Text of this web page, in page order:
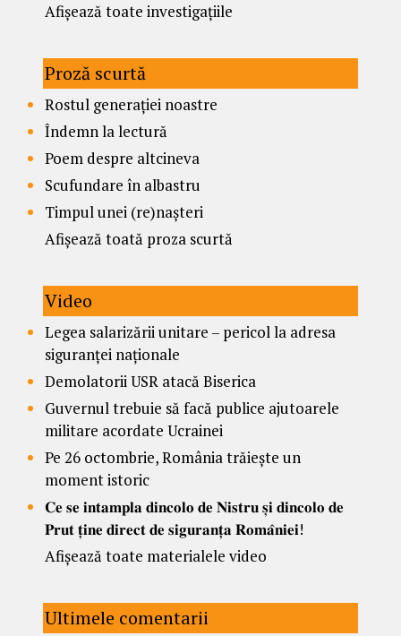
Afișează toate investigațiile
Proză scurtă
Rostul generației noastre
Îndemn la lectură
Poem despre altcineva
Scufundare în albastru
Timpul unei (re)nașteri
Afișează toată proza scurtă
Video
Legea salarizării unitare – pericol la adresa
siguranței naționale
Demolatorii USR atacă Biserica
Guvernul trebuie să facă publice ajutoarele
militare acordate Ucrainei
Pe 26 octombrie, România trăiește un
moment istoric
𝐂𝐞 𝐬𝐞 𝐢𝐧𝐭𝐚𝐦𝐩𝐥𝐚 𝐝𝐢𝐧𝐜𝐨𝐥𝐨 𝐝𝐞 𝐍𝐢𝐬𝐭𝐫𝐮 𝐬̦𝐢 𝐝𝐢𝐧𝐜𝐨𝐥𝐨 𝐝𝐞
𝐏𝐫𝐮𝐭 𝐭̦𝐢𝐧𝐞 𝐝𝐢𝐫𝐞𝐜𝐭 𝐝𝐞 𝐬𝐢𝐠𝐮𝐫𝐚𝐧𝐭̦𝐚 𝐑𝐨𝐦𝐚̂𝐧𝐢𝐞𝐢!
Afișează toate materialele video
Ultimele comentarii